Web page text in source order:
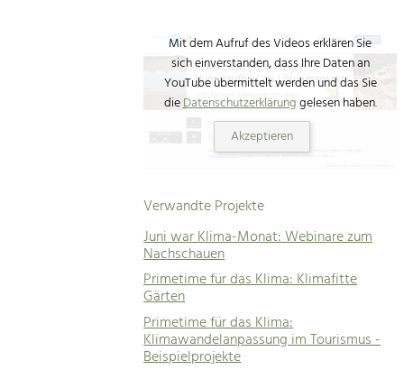
Mit dem Aufruf des Videos erklären Sie
sich einverstanden, dass Ihre Daten an
YouTube übermittelt werden und das Sie
dieDatenschutzerklärunggelesen haben.
Akzeptieren
Verwandte Projekte
Juni war Klima-Monat: Webinare zum
Nachschauen
Primetime für das Klima: Klimafitte
Gärten
Primetime für das Klima:
Klimawandelanpassung im Tourismus -
Beispielprojekte